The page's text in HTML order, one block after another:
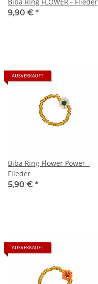
9,90 € *
AUSVERKAUFT
Biba Ring Flower Power -
Flieder
5,90 € *
AUSVERKAUFT